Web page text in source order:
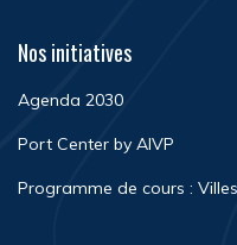
Nos initiatives
Agenda 2030
Port Center by AIVP
Programme de cours :